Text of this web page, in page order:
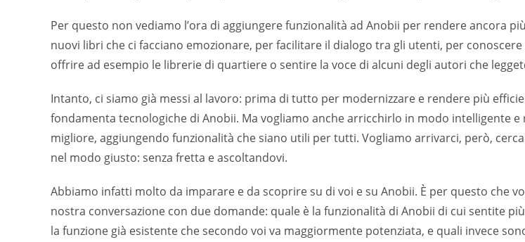
Per questo non vediamo l’ora di aggiungere funzionalità ad Anobii per rendere ancora
nuovi libri che ci facciano emozionare, per facilitare il dialogo tra gli utenti, per
offrire ad esempio le librerie di quartiere o sentire la voce di alcuni degli autori che
Intanto, ci siamo già messi al lavoro: prima di tutto per modernizzare e rendere più
fondamenta tecnologiche di Anobii. Ma vogliamo anche arricchirlo in modo intelligente
migliore, aggiungendo funzionalità che siano utili per tutti. Vogliamo arrivarci, però,
nel modo giusto: senza fretta e ascoltandovi.
Abbiamo infatti molto da imparare e da scoprire su di voi e su Anobii. È per questo che
nostra conversazione con due domande: quale è la funzionalità di Anobii di cui sentite
la funzione già esistente che secondo voi va maggiormente potenziata, e quali invece